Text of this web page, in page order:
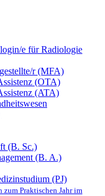
e für Radiologie
r (MFA)
(OTA)
(ATA)
(B. Sc.)
(B. A.)
(PJ)
Praktischen Jahr im